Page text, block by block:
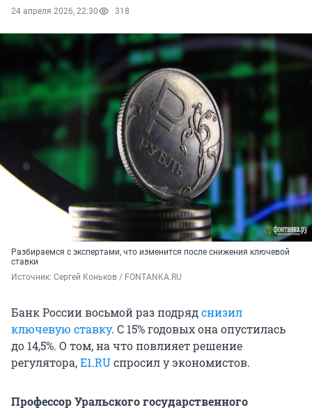
24 апреля 2026, 22:30 318
Разбираемся с экспертами, что изменится после снижения ключевой
ставки
Источник: Сергей Коньков / FONTANKA.RU
Банк России восьмой раз подрядснизил
ключевую ставку. С 15% годовых она опустилась
до 14,5%. О том, на что повлияет решение
регулятора,E1.RUспросил у экономистов.
Профессор Уральского государственного